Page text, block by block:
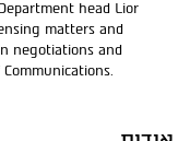
head Lior
matters and
negotiations and